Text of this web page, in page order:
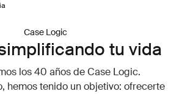
Case Logic
tu vida
los 40 años de Case Logic.
hemos tenido un objetivo: ofrecerte